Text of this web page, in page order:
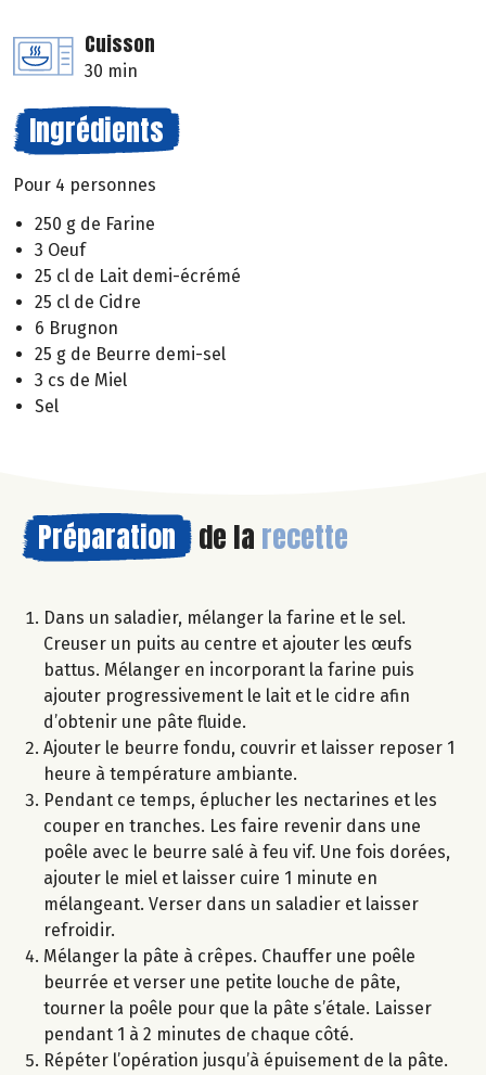
Cuisson
30 min
Ingrédients
Pour 4 personnes
250 g de Farine
3 Oeuf
25 cl de Lait demi-écrémé
25 cl de Cidre
6 Brugnon
25 g de Beurre demi-sel
3 cs de Miel
Sel
Préparation de la recette
Dans un saladier, mélanger la farine et le sel.
Creuser un puits au centre et ajouter les œufs
battus. Mélanger en incorporant la farine puis
ajouter progressivement le lait et le cidre afin
d’obtenir une pâte fluide.
Ajouter le beurre fondu, couvrir et laisser reposer 1
heure à température ambiante.
Pendant ce temps, éplucher les nectarines et les
couper en tranches. Les faire revenir dans une
poêle avec le beurre salé à feu vif. Une fois dorées,
ajouter le miel et laisser cuire 1 minute en
mélangeant. Verser dans un saladier et laisser
refroidir.
Mélanger la pâte à crêpes. Chauffer une poêle
beurrée et verser une petite louche de pâte,
tourner la poêle pour que la pâte s’étale. Laisser
pendant 1 à 2 minutes de chaque côté.
Répéter l’opération jusqu’à épuisement de la pâte.